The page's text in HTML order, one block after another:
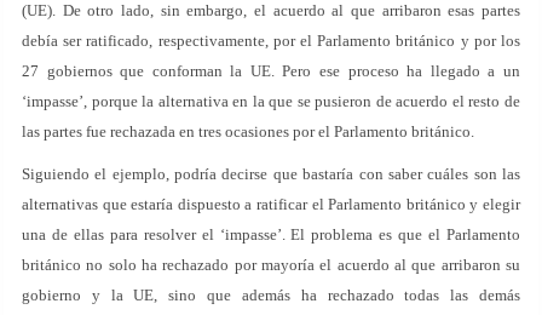
(UE). De otro lado, sin embargo, el acuerdo al que arribaron esas partes
debía ser ratificado, respectivamente, por el Parlamento británico y por los
27 gobiernos que conforman la UE. Pero ese proceso ha llegado a un
‘impasse’, porque la alternativa en la que se pusieron de acuerdo el resto de
las partes fue rechazada en tres ocasiones por el Parlamento británico.
Siguiendo el ejemplo, podría decirse que bastaría con saber cuáles son las
alternativas que estaría dispuesto a ratificar el Parlamento británico y elegir
una de ellas para resolver el ‘impasse’. El problema es que el Parlamento
británico no solo ha rechazado por mayoría el acuerdo al que arribaron su
gobierno y la UE, sino que además ha rechazado todas las demás